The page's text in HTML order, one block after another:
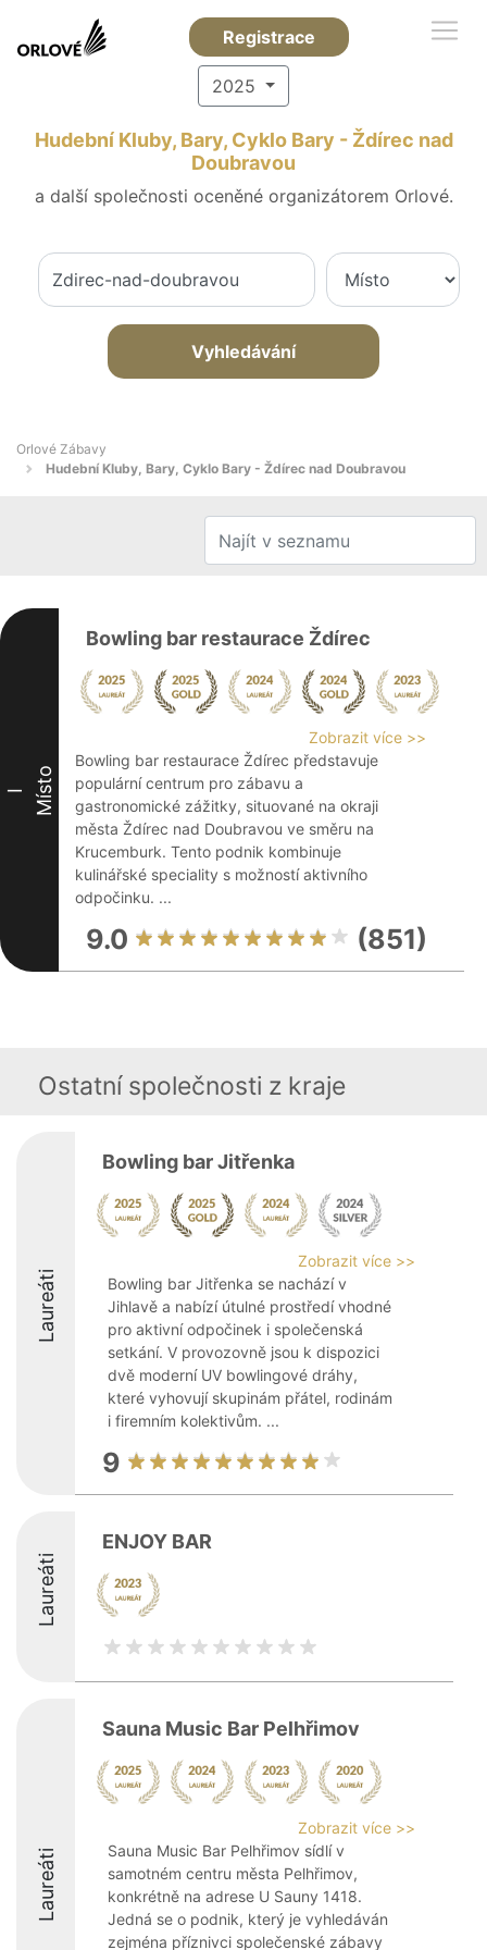
Registrace
2025
Hudební Kluby, Bary, Cyklo Bary - Ždírec nad
Doubravou
a další společnosti oceněné organizátorem Orlové.
Vyhledávání
Orlové Zábavy
Hudební Kluby, Bary, Cyklo Bary - Ždírec nad Doubravou
I Místo
Bowling bar restaurace Ždírec
Zobrazit více >>
Bowling bar restaurace Ždírec představuje
populární centrum pro zábavu a
gastronomické zážitky, situované na okraji
města Ždírec nad Doubravou ve směru na
Krucemburk. Tento podnik kombinuje
kulinářské speciality s možností aktivního
odpočinku. ...
9.0 (851)
Ostatní společnosti z kraje
Laureáti
Bowling bar Jitřenka
Zobrazit více >>
Bowling bar Jitřenka se nachází v
Jihlavě a nabízí útulné prostředí vhodné
pro aktivní odpočinek i společenská
setkání. V provozovně jsou k dispozici
dvě moderní UV bowlingové dráhy,
které vyhovují skupinám přátel, rodinám
i firemním kolektivům. ...
9
Laureáti
ENJOY BAR
Laureáti
Sauna Music Bar Pelhřimov
Zobrazit více >>
Sauna Music Bar Pelhřimov sídlí v
samotném centru města Pelhřimov,
konkrétně na adrese U Sauny 1418.
Jedná se o podnik, který je vyhledáván
zejména příznivci společenské zábavy